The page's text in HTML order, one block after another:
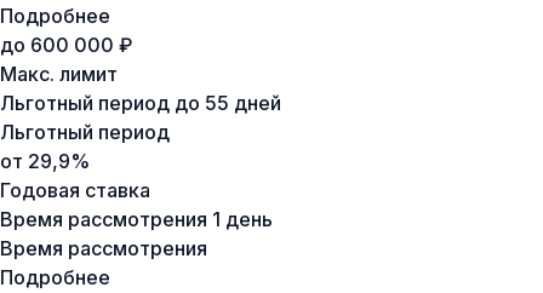
Подробнее
до 600 000 ₽
Макс. лимит
Льготный период до 55 дней
Льготный период
от 29,9%
Годовая ставка
Время рассмотрения 1 день
Время рассмотрения
Подробнее